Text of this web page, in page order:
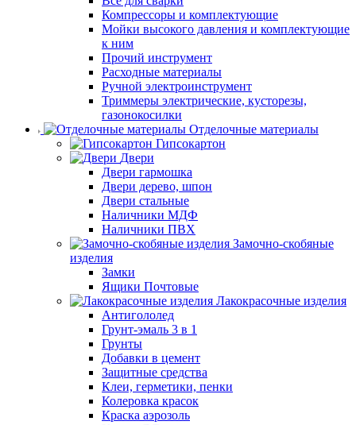
Компрессоры и комплектующие
Мойки высокого давления и комплектующие
к ним
Прочий инструмент
Расходные материалы
Ручной электроинструмент
Триммеры электрические, кусторезы,
газонокосилки
Отделочные материалы
Гипсокартон
Двери
Двери гармошка
Двери дерево, шпон
Двери стальные
Наличники МДФ
Наличники ПВХ
Замочно-скобяные
изделия
Замки
Ящики Почтовые
Лакокрасочные изделия
Антигололед
Грунт-эмаль 3 в 1
Грунты
Добавки в цемент
Защитные средства
Клеи, герметики, пенки
Колеровка красок
Краска аэрозоль